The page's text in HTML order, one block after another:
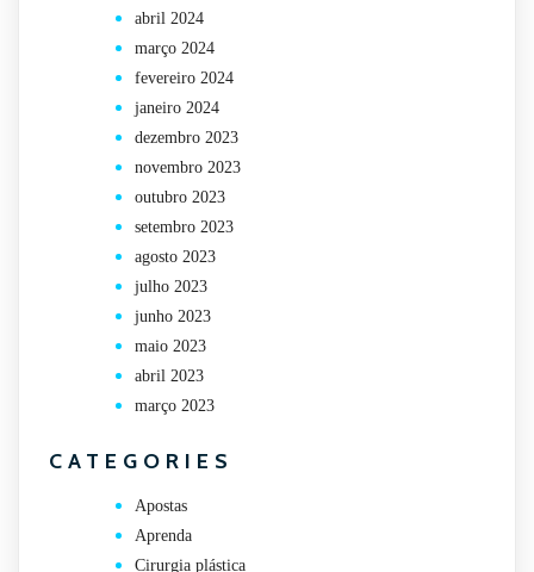
abril 2024
março 2024
fevereiro 2024
janeiro 2024
dezembro 2023
novembro 2023
outubro 2023
setembro 2023
agosto 2023
julho 2023
junho 2023
maio 2023
abril 2023
março 2023
CATEGORIES
Apostas
Aprenda
Cirurgia plástica